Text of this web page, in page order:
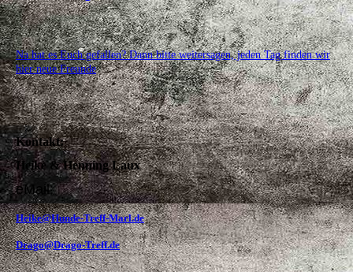
Na hat es Euch gefallen? Dann bitte weitersagen, jeden Tag finden wir
hier neue Freunde
Kontakt:
Heike & Henning Laux
eMail:
Heike@Hunde-Treff-Marl.de
Drago@Drago-Treff.de